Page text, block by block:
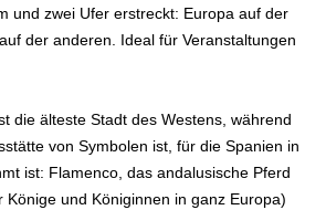
und zwei Ufer erstreckt: Europa auf der
der anderen. Ideal für Veranstaltungen
die älteste Stadt des Westens, während
von Symbolen ist, für die Spanien in
ist: Flamenco, das andalusische Pferd
Könige und Königinnen in ganz Europa)